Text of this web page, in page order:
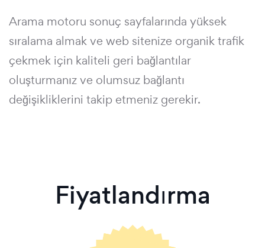
Arama motoru sonuç sayfalarında yüksek
sıralama almak ve web sitenize organik trafik
çekmek için kaliteli geri bağlantılar
oluşturmanız ve olumsuz bağlantı
değişikliklerini takip etmeniz gerekir.
Fiyatlandırma